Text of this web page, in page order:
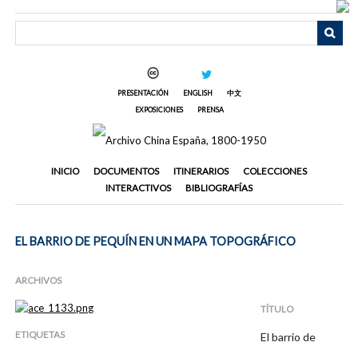
PRESENTACIÓN ENGLISH
中文
EXPOSICIONES
PRENSA
INICIO DOCUMENTOS ITINERARIOS
COLECCIONES
INTERACTIVOS
BIBLIOGRAFÍAS
EL BARRIO DE PEQUÍN EN UN MAPA TOPOGRÁFICO
ARCHIVOS
ETIQUETAS
TÍTULO
El barrio de